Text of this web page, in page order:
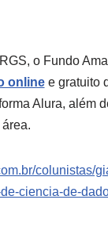
o Fundo
onlinee gratuito
Alura, além
colunistas/
ciencia-de-